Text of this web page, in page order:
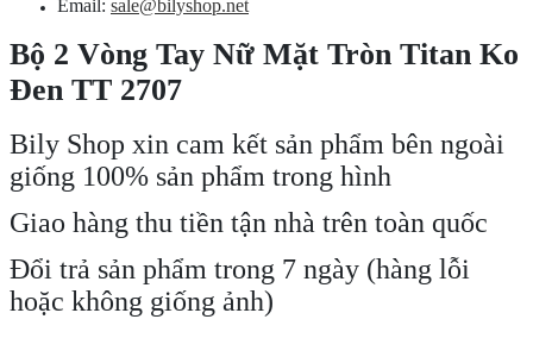
Email: sale@bilyshop.net
Bộ 2 Vòng Tay Nữ Mặt Tròn Titan Ko
Đen TT 2707
Bily Shop xin cam kết sản phẩm bên ngoài
giống 100% sản phẩm trong hình
Giao hàng thu tiền tận nhà trên toàn quốc
Đổi trả sản phẩm trong 7 ngày (hàng lỗi
hoặc không giống ảnh)